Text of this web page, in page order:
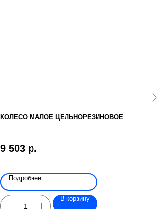
КОЛЕСО МАЛОЕ ЦЕЛЬНОРЕЗИНОВОЕ
9 503 р.
Подробнее
В корзину